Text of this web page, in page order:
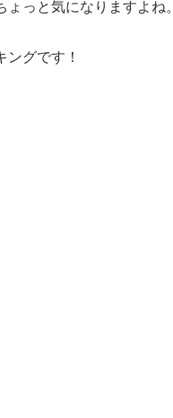
ょっと気になりますよね
グです！